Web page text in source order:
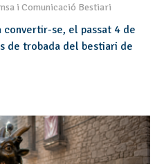
i Comunicació Bestiari
se, el passat 4 de
de trobada del bestiari de